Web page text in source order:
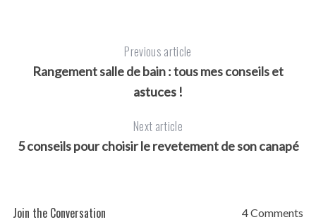
Previous article
Rangement salle de bain : tous mes conseils et
astuces !
Next article
5 conseils pour choisir le revetement de son canapé
Join the Conversation 4 Comments